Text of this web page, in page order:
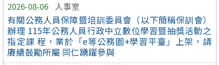
2026-08-06 人事室
有關公務人員保障暨培訓委員會（以下簡稱保訓會）
辦理 115年公務人員行政中立數位學習暨抽獎活動之
指定課 程，業於「e等公務園+學習平臺」上架，請
賡續鼓勵所屬 同仁踴躍參與